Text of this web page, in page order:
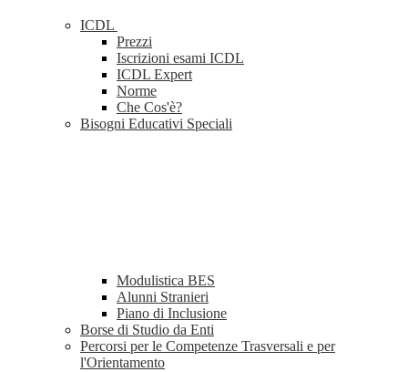
ICDL
Prezzi
Iscrizioni esami ICDL
ICDL Expert
Norme
Che Cos'è?
Bisogni Educativi Speciali
Modulistica BES
Alunni Stranieri
Piano di Inclusione
Borse di Studio da Enti
Percorsi per le Competenze Trasversali e per
l'Orientamento